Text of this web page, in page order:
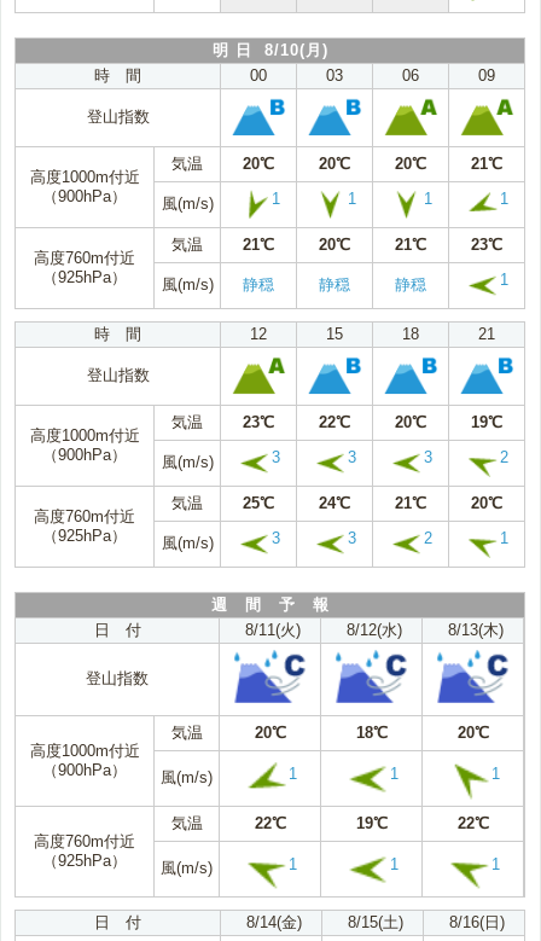
明 日 8/10(月)
時 間
00 03 06 09
登山指数
高度1000m付近
（900hPa）
気温 20℃ 20℃ 20℃ 21℃
風(m/s) 1 1 1 1
高度760m付近
（925hPa）
気温 21℃ 20℃ 21℃ 23℃
風(m/s) 静穏 静穏 静穏 1
時 間 12 15 18 21
登山指数
高度1000m付近
（900hPa）
気温 23℃ 22℃ 20℃ 19℃
風(m/s) 3 3 3 2
高度760m付近
（925hPa）
気温 25℃ 24℃ 21℃ 20℃
風(m/s) 3 3 2 1
週 間 予 報
日 付
8/11(火) 8/12(水) 8/13(木)
登山指数
高度1000m付近
（900hPa）
気温 20℃ 18℃ 20℃
風(m/s) 1 1 1
高度760m付近
（925hPa）
気温 22℃ 19℃ 22℃
風(m/s) 1 1 1
日 付 8/14(金) 8/15(土) 8/16(日)